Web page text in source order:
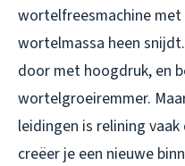
wortelfreesmachine
wortelmassa heen
door met hoogdruk, en
wortelgroeiremmer.
leidingen is relining
creëer je een nieuwe